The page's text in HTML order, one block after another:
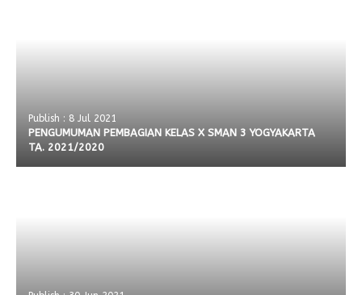
Publish : 8 Jul 2021
PENGUMUMAN PEMBAGIAN KELAS X SMAN 3 YOGYAKARTA
TA. 2021/2020